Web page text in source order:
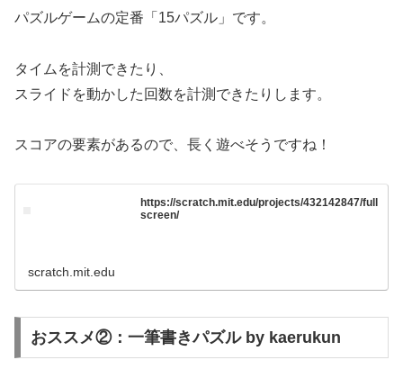
パズルゲームの定番「15パズル」です。
タイムを計測できたり、
スライドを動かした回数を計測できたりします。
スコアの要素があるので、長く遊べそうですね！
https://scratch.mit.edu/projects/432142847/full
screen/
scratch.mit.edu
おススメ②：一筆書きパズル by kaerukun